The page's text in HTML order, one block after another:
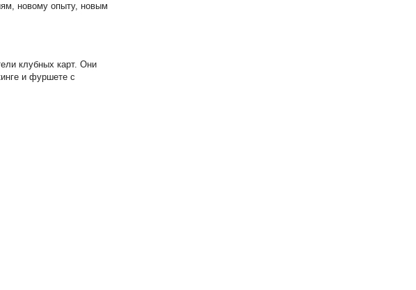
новому опыту, новым
клубных карт. Они
и фуршете с